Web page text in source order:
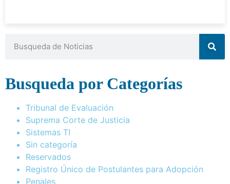
Busqueda por Categorías
Tribunal de Evaluación
Suprema Corte de Justicia
Sistemas TI
Sin categoría
Reservados
Registro Único de Postulantes para Adopción
Penales